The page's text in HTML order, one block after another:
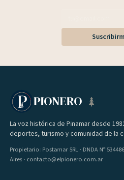
PIONERO
La voz histórica de Pinamar desde
deportes, turismo y comunidad de la
Propietario: Postamar SRL · DNDA Nº
Aires · contacto@elpionero.com.ar